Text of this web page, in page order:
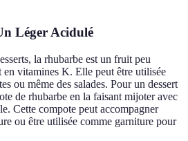
Léger Acidulé
la rhubarbe est un fruit peu
vitamines K. Elle peut être utilisée
ou même des salades. Pour un dessert
de rhubarbe en la faisant mijoter avec
Cette compote peut accompagner
ou être utilisée comme garniture pour